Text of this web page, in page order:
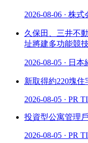
2026-08-06 · 株式
久保田、三井不
址將建多功能競
2026-08-05 · 日本
新取得約220塊
2026-08-05 · PR
投資型公寓管理
2026-08-05 · PR